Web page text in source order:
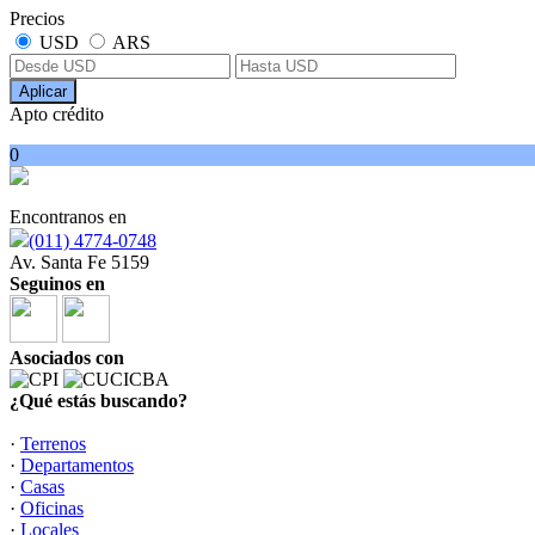
Precios
USD
ARS
Aplicar
Apto crédito
0
Encontranos en
(011) 4774-0748
Av. Santa Fe 5159
Seguinos en
Asociados con
¿Qué estás buscando?
· Terrenos
· Departamentos
· Casas
· Oficinas
· Locales